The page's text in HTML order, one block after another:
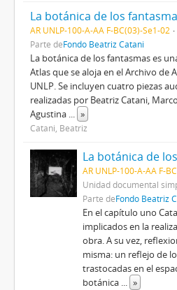
La botánica de los
AR UNLP-100-A-AA F-BC(03)-Se1-02
Parte deFondo Beatriz Catani
La botánica de los fantasmas es
Atlas que se aloja en el Archivo de
UNLP. Se incluyen cuatro piezas
realizadas por Beatriz Catani,
Agustina ... »
Catani, Beatriz
AR UNLP-100-A-AA F-
Unidad documental
Parte deFondo Beatriz
En el capítulo uno
implicados en la
obra. A su vez,
misma: un reflejo de
trastocadas en el
botánica ... »